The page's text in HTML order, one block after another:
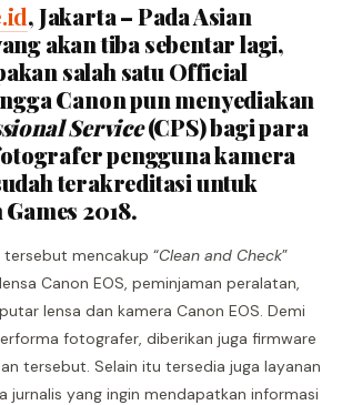
, Jakarta – Pada Asian
akan tiba sebentar lagi,
salah satu Official
Canon pun menyediakan
Service(CPS) bagi para
pengguna kamera
terakreditasi untuk
2018.
tersebut mencakup “Clean and Check”
Canon EOS, peminjaman peralatan,
lensa dan kamera Canon EOS. Demi
fotografer, diberikan juga firmware
tersebut. Selain itu tersedia juga layanan
jurnalis yang ingin mendapatkan informasi